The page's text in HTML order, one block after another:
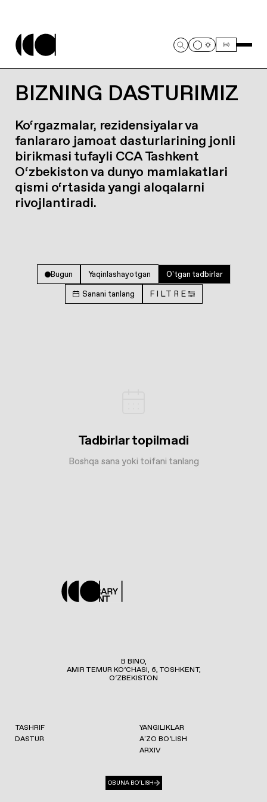
BIZNING DASTURIMIZ
Ko‘rgazmalar, rezidensiyalar va
fanlararo jamoat dasturlarining jonli
birikmasi tufayli CCA Tashkent
O‘zbekiston va dunyo mamlakatlari
qismi o‘rtasida yangi aloqalarni
rivojlantiradi.
Bugun Yaqinlashayotgan O'tgan tadbirlar
Sanani tanlang FILTRE
Tadbirlar topilmadi
Boshqa sana yoki toifani tanlang
B BINO,
AMIR TEMUR KO‘CHASI, 6, TOSHKENT,
O‘ZBEKISTON
TASHRIF
DASTUR
YANGILIKLAR
AʼZO BO‘LISH
ARXIV
OBUNA BO‘LISH